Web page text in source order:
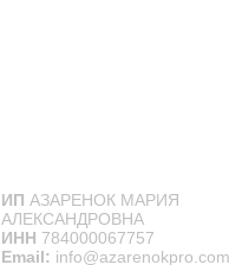
ИП АЗАРЕНОК МАРИЯ
АЛЕКСАНДРОВНА
ИНН 784000067757
Email: info@azarenokpro.com